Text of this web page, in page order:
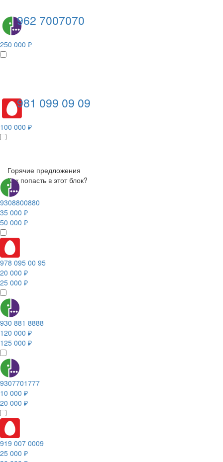
962 7007070
250 000 ₽
981 099 09 09
100 000 ₽
Горячие предложения
Как попасть в этот блок?
9308800880
35 000 ₽
50 000 ₽
978 095 00 95
20 000 ₽
25 000 ₽
930 881 8888
120 000 ₽
125 000 ₽
9307701777
10 000 ₽
20 000 ₽
919 007 0009
25 000 ₽